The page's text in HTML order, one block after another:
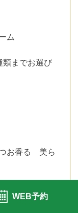
ム
類までお選び
つお香る 美ら
WEB予約